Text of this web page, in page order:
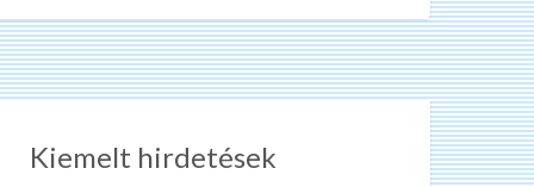
Kiemelt hirdetések